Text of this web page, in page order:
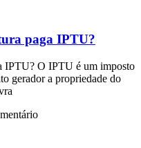
paga IPTU?
IPTU? O IPTU é um imposto
gerador a propriedade do